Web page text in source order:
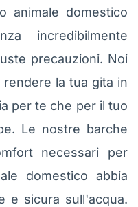
animale domestico
incredibilmente
precauzioni. Noi
rendere la tua gita in
per te che per il tuo
Le nostre barche
necessari per
domestico abbia
e sicura sull'acqua.